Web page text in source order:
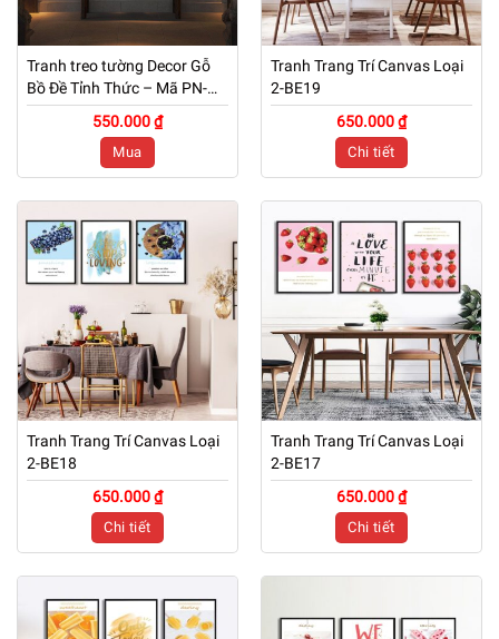
Tranh treo tường Decor Gỗ
Bồ Đề Tỉnh Thức – Mã PN-
TG01
550.000 ₫
Mua
Tranh Trang Trí Canvas Loại
2-BE19
650.000 ₫
Chi tiết
Tranh Trang Trí Canvas Loại
2-BE18
650.000 ₫
Chi tiết
Tranh Trang Trí Canvas Loại
2-BE17
650.000 ₫
Chi tiết